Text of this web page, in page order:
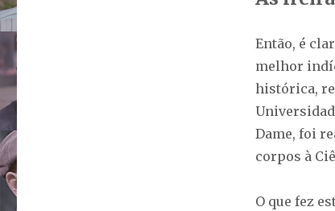
Então, é
melhor
histórica,
Dame, foi
corpos à
O que fez